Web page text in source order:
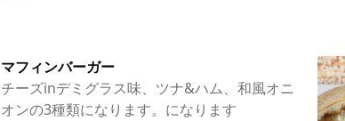
マフィンバーガー
チーズinデミグラス味、ツナ&ハム、和風オニ
オンの3種類になります。になります